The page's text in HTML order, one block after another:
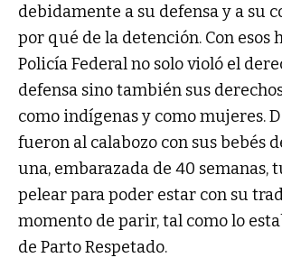
debidamente a su defensa y a su
por qué de la detención. Con esos
Policía Federal no solo violó el
defensa sino también sus
como indígenas y como mujeres.
fueron al calabozo con sus bebés
una, embarazada de 40 semanas,
pelear para poder estar con su
momento de parir, tal como lo
de Parto Respetado.